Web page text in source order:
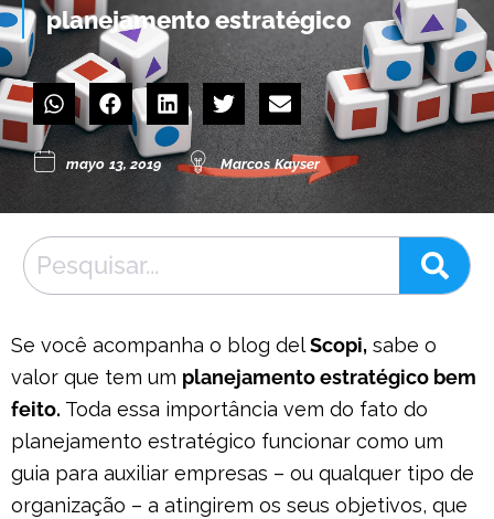
planejamento estratégico
mayo 13, 2019 Marcos Kayser
Se você acompanha o blog delScopi, sabe o
valor que tem um planejamento estratégico bem
feito. Toda essa importância vem do fato do
planejamento estratégico funcionar como um
guia para auxiliar empresas – ou qualquer tipo de
organização – a atingirem os seus objetivos, que